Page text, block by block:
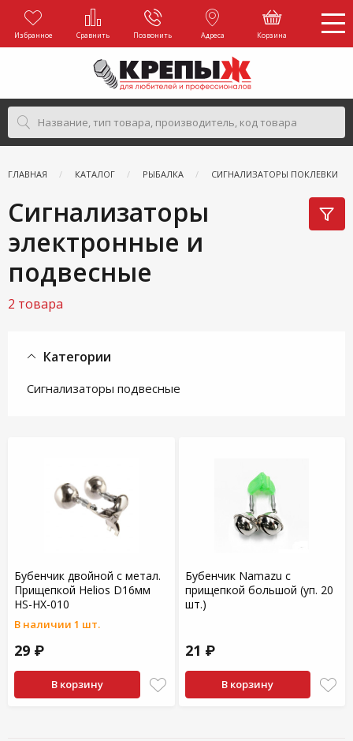
Избранное Сравнить Позвонить Адреса Корзина
ГЛАВНАЯ КАТАЛОГ РЫБАЛКА СИГНАЛИЗАТОРЫ ПОКЛЕВКИ
Сигнализаторы
электронные и
подвесные
2 товара
Категории
Сигнализаторы подвесные
Бубенчик двойной с метал.
Прищепкой Helios D16мм
HS-HX-010
В наличии 1 шт.
29 ₽
В корзину
Бубенчик Namazu с
прищепкой большой (уп. 20
шт.)
21 ₽
В корзину